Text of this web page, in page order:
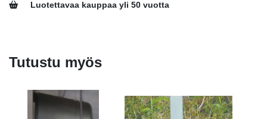
Luotettavaa kauppaa yli 50 vuotta
Tutustu myös